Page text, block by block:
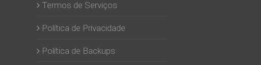
Termos de Serviços
Política de Privacidade
Política de Backups